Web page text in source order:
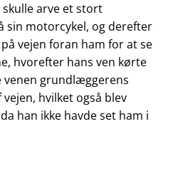
arve et stort
sin motorcykel, og derefter
vejen foran ham for at se
hvorefter hans ven kørte
venen grundlæggerens
hvilket også blev
han ikke havde set ham i